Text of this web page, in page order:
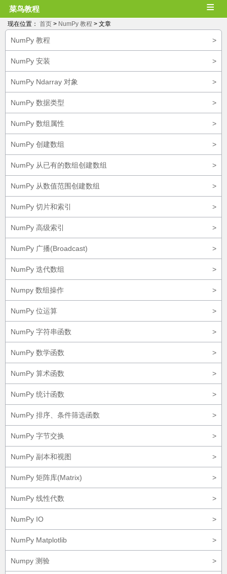
菜鸟教程 ≡
现在位置： 首页 > NumPy 教程 > 文章
>
NumPy 教程
>
NumPy 安装
>
NumPy Ndarray 对象
>
NumPy 数据类型
>
NumPy 数组属性
>
NumPy 创建数组
>
NumPy 从已有的数组创建数组
>
NumPy 从数值范围创建数组
>
NumPy 切片和索引
>
NumPy 高级索引
>
NumPy 广播(Broadcast)
>
NumPy 迭代数组
>
Numpy 数组操作
>
NumPy 位运算
>
NumPy 字符串函数
>
NumPy 数学函数
>
NumPy 算术函数
>
NumPy 统计函数
>
NumPy 排序、条件筛选函数
>
NumPy 字节交换
>
NumPy 副本和视图
>
NumPy 矩阵库(Matrix)
>
NumPy 线性代数
>
NumPy IO
>
NumPy Matplotlib
>
Numpy 测验